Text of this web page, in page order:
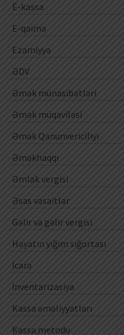
E-kassa
E-qaimə
Ezamiyyə
ƏDV
Əmək münasibətləri
Əmək müqaviləsi
Əmək Qanunvericiliyi
Əməkhaqqı
Əmlak vergisi
Əsas vəsaitlər
Gəlir və gəlir vergisi
Həyatın yığım sığortası
İcarə
İnventarizasiya
Kassa əməliyyatları
Kassa metodu